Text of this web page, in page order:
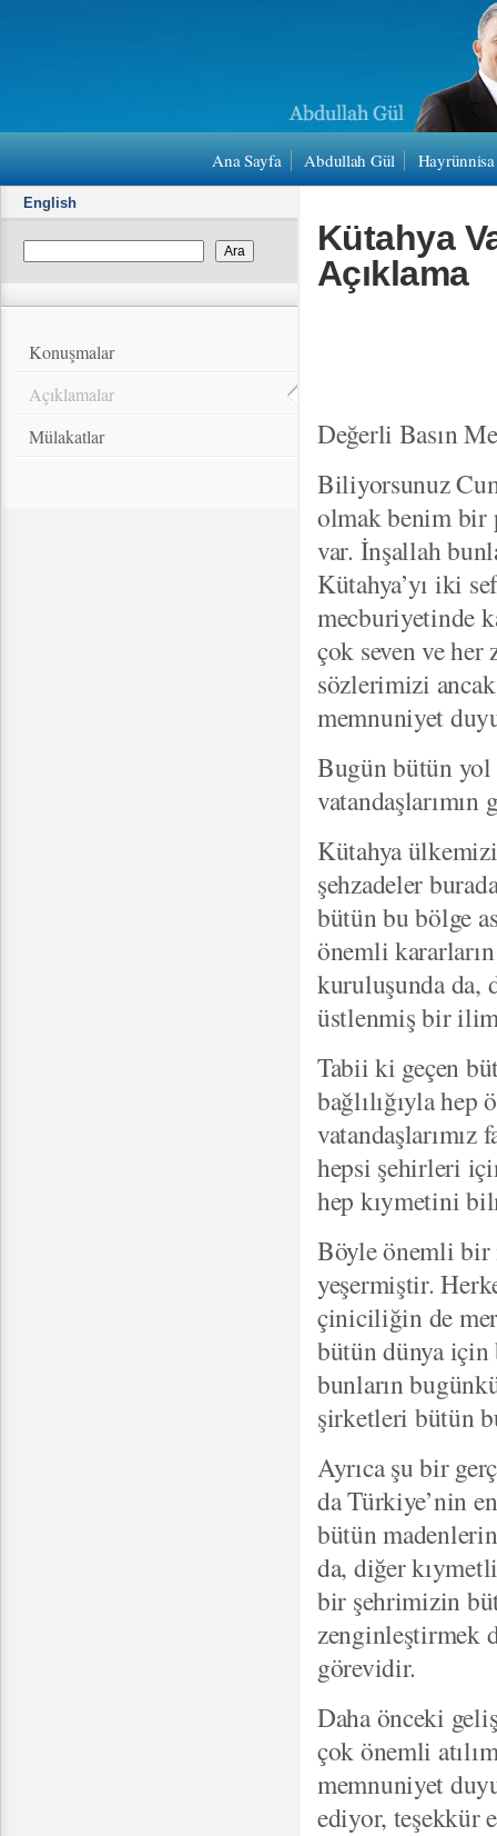
Ana Sayfa Abdullah Gül
English
Konuşmalar
Açıklamalar
Mülakatlar
Kütahya
Açıklama
Değerli Basın
Biliyorsunuz
olmak benim bir
var. İnşallah
Kütahya’yı iki
mecburiyetinde
çok seven ve
sözlerimizi
memnuniyet
Bugün bütün yol
Kütahya
şehzadeler
bütün bu bölge
önemli
kuruluşunda da,
üstlenmiş bir
Tabii ki geçen
bağlılığıyla hep
hepsi şehirleri
hep kıymetini
Böyle önemli bir
yeşermiştir.
çiniciliğin de
bütün dünya
bunların
şirketleri bütün
Ayrıca şu bir
da Türkiye’nin
bütün
da, diğer
bir şehrimizin
zenginleştirmek
görevidir.
Daha önceki
çok önemli
memnuniyet
ediyor, teşekkür